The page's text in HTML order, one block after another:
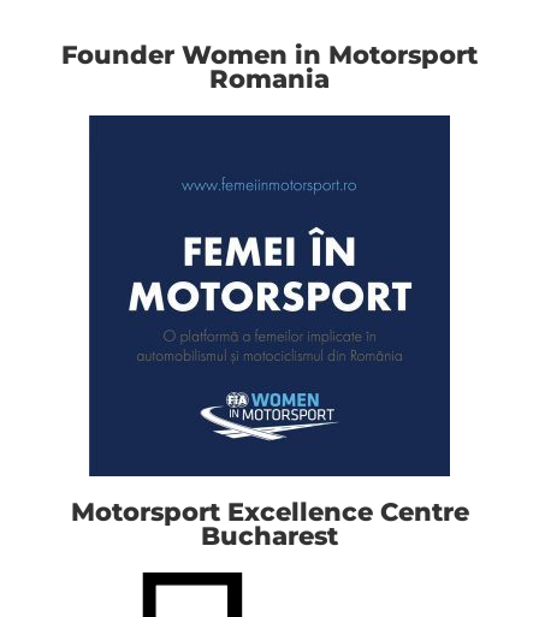
Founder Women in Motorsport
Romania
Motorsport Excellence Centre
Bucharest